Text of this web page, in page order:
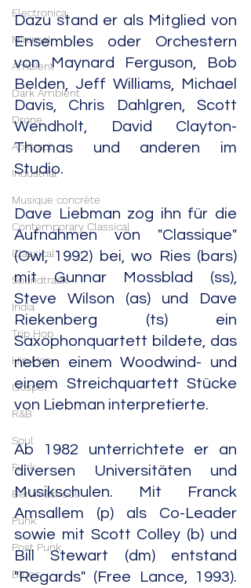
Electronica
Minimal
Ambient
Dark Ambient
Drone
Abstract
Industrial
Musique concrète
Contemporary Classical
Classical
Soundtrack
India
Trip Hop
Hip Hop
Gospel
R&B
Soul
Funk
Berlin School
Punk
Post Punk
Blues
Dazu stand er als Mitglied von
Ensembles oder Orchestern
von Maynard Ferguson, Bob
Belden, Jeff Williams, Michael
Davis, Chris Dahlgren, Scott
Wendholt, David Clayton-
Thomas und anderen im
Studio.
Dave Liebman zog ihn für die
Aufnahmen von "Classique"
(Owl, 1992) bei, wo Ries (bars)
mit Gunnar Mossblad (ss),
Steve Wilson (as) und Dave
Riekenberg (ts) ein
Saxophonquartett bildete, das
neben einem Woodwind- und
einem Streichquartett Stücke
von Liebman interpretierte.
Ab 1982 unterrichtete er an
diversen Universitäten und
Musikschulen. Mit Franck
Amsallem (p) als Co-Leader
sowie mit Scott Colley (b) und
Bill Stewart (dm) entstand
"Regards" (Free Lance, 1993).